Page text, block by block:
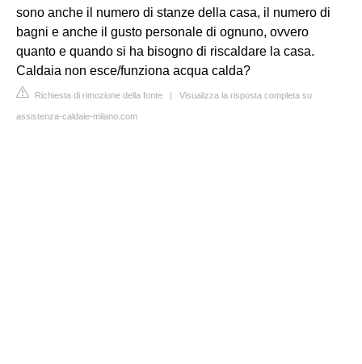
sono anche il numero di stanze della casa, il numero di
bagni e anche il gusto personale di ognuno, ovvero
quanto e quando si ha bisogno di riscaldare la casa.
Caldaia non esce/funziona acqua calda?
Richiesta di rimozione della fonte | Visualizza la risposta completa su
assistenza-caldaie-milano.com